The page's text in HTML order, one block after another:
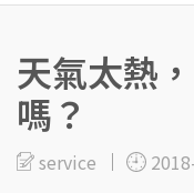
天氣太熱
嗎？
service